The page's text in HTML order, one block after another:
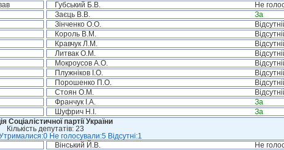
Губський Б.В.
Не
Заєць В.В.
За
Зінченко О.О.
Король В.М.
Кравчук Л.М.
Литвак О.М.
Мокроусов А.О.
Плужніков І.О.
Порошенко П.О.
Стоян О.М.
Франчук І.А.
За
Шуфрич Н.І.
За
Соціалістичної партії України
Кількість депутатів: 23
Не голосували:5 Відсутні:1
Вінський Й.В.
Не